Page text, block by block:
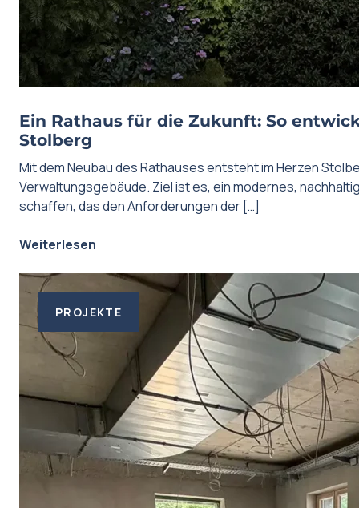
Ein Rathaus für die Zukunft: So
Stolberg
Mit dem Neubau des Rathauses entsteht im Herzen
Verwaltungsgebäude. Ziel ist es, ein modernes,
schaffen, das den Anforderungen der […]
Weiterlesen
PROJEKTE